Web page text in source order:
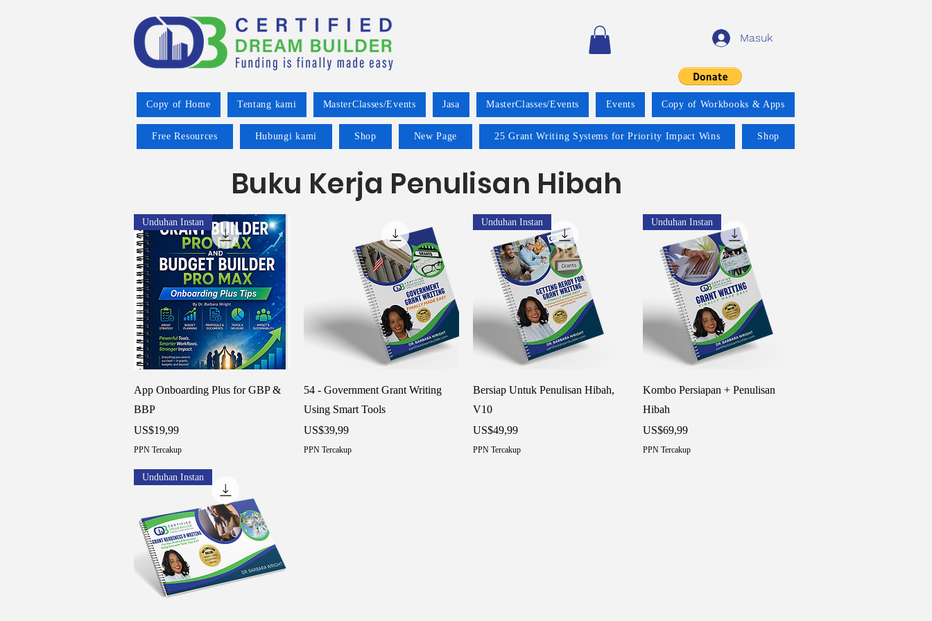
Masuk
Copy of Home Tentang kami MasterClasses/Events Jasa MasterClasses/Events Events Copy of Workbooks & Apps
Free Resources Hubungi kami Shop New Page 25 Grant Writing Systems for Priority Impact Wins Shop
Buku Kerja Penulisan Hibah
Tampilan Cepat
Unduhan Instan
App Onboarding Plus for GBP &
BBP
Harga
US$19,99
PPN Tercakup
Tampilan Cepat
54 - Government Grant Writing
Using Smart Tools
Harga
US$39,99
PPN Tercakup
Tampilan Cepat
Unduhan Instan
Bersiap Untuk Penulisan Hibah,
V10
Harga
US$49,99
PPN Tercakup
Tampilan Cepat
Unduhan Instan
Kombo Persiapan + Penulisan
Hibah
Harga
US$69,99
PPN Tercakup
Unduhan Instan